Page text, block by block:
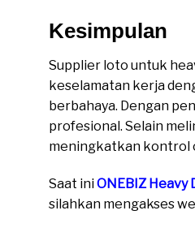
Kesimpulan
Supplier loto untuk
keselamatan kerja
berbahaya. Dengan
profesional. Selain
meningkatkan kontrol
Saat iniONEBIZ Heavy
silahkan mengakses